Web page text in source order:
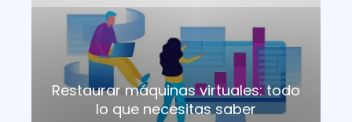
Restaurar máquinas virtuales: todo
lo que necesitas saber